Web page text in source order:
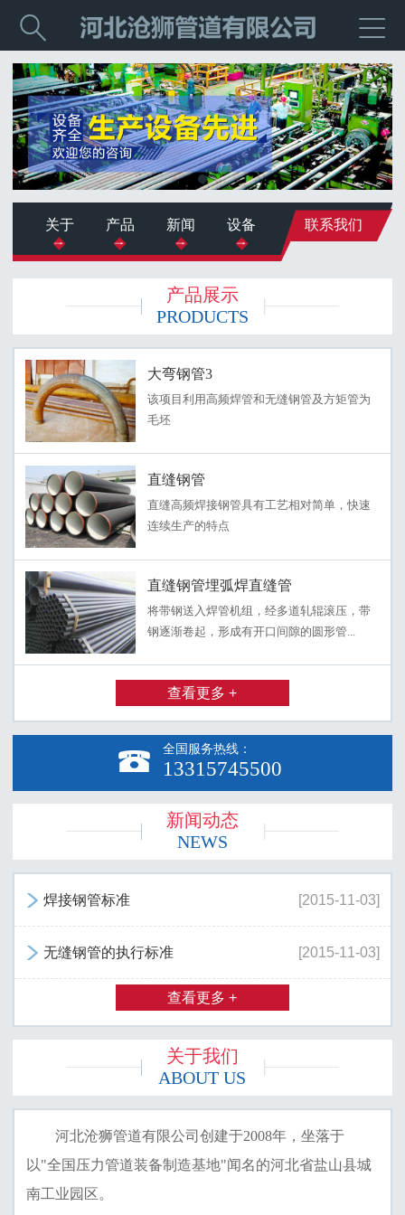


关于 产品 新闻 设备 联系我们
产品展示
PRODUCTS
大弯钢管3
该项目利用高频焊管和无缝钢管及方矩管为
毛坯
直缝钢管
直缝高频焊接钢管具有工艺相对简单，快速
连续生产的特点
直缝钢管埋弧焊直缝管
将带钢送入焊管机组，经多道轧辊滚压，带
钢逐渐卷起，形成有开口间隙的圆形管...
查看更多 +
 全国服务热线：
13315745500
新闻动态
NEWS
 [2015-11-03]
焊接钢管标准
 [2015-11-03]
无缝钢管的执行标准
查看更多 +
关于我们
ABOUT US
河北沧狮管道有限公司创建于2008年，坐落于
以"全国压力管道装备制造基地"闻名的河北省盐山县城
南工业园区。